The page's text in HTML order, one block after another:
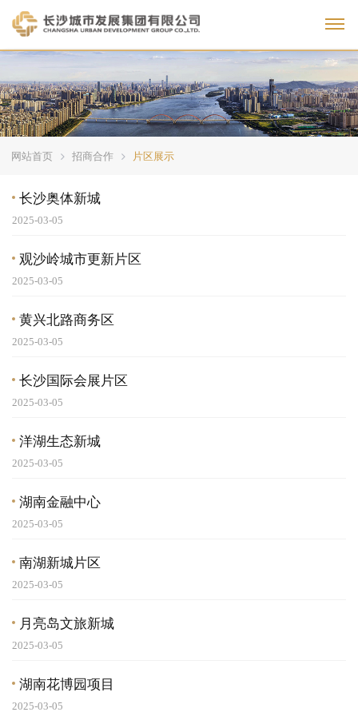
网站首页 招商合作 片区展示
长沙奥体新城
2025-03-05
观沙岭城市更新片区
2025-03-05
黄兴北路商务区
2025-03-05
长沙国际会展片区
2025-03-05
洋湖生态新城
2025-03-05
湖南金融中心
2025-03-05
南湖新城片区
2025-03-05
月亮岛文旅新城
2025-03-05
湖南花博园项目
2025-03-05